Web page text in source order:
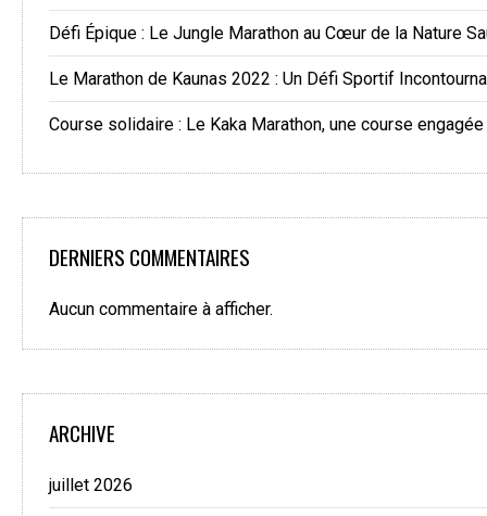
Défi Épique : Le Jungle Marathon au Cœur de la Nature
Le Marathon de Kaunas 2022 : Un Défi Sportif
Course solidaire : Le Kaka Marathon, une course
DERNIERS COMMENTAIRES
Aucun commentaire à afficher.
ARCHIVE
juillet 2026